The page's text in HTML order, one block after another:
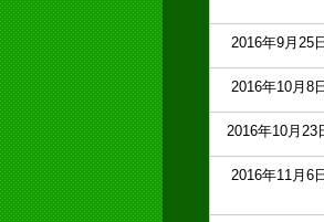
2016年9月25日
2016年10月8日
2016年10月23
2016年11月6日